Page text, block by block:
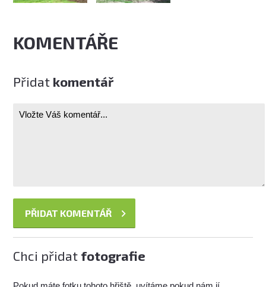
KOMENTÁŘE
Přidat komentář
Chci přidat fotografie